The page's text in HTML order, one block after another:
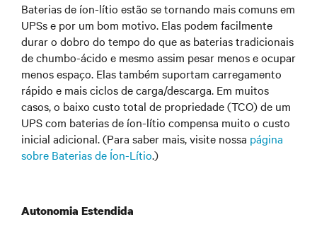
Baterias de íon-lítio estão se tornando mais comuns em
UPSs e por um bom motivo. Elas podem facilmente
durar o dobro do tempo do que as baterias tradicionais
de chumbo-ácido e mesmo assim pesar menos e ocupar
menos espaço. Elas também suportam carregamento
rápido e mais ciclos de carga/descarga. Em muitos
casos, o baixo custo total de propriedade (TCO) de um
UPS com baterias de íon-lítio compensa muito o custo
inicial adicional. (Para saber mais, visite nossa página
sobre Baterias de Íon-Lítio.)
Autonomia Estendida